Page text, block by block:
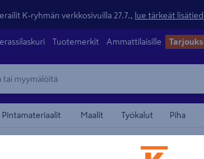
K-ryhmän verkkosivuilla 27.7., lue tärkeät
Tuotemerkit Ammattilaisille
Pintamateriaalit Maalit Työkalut Piha